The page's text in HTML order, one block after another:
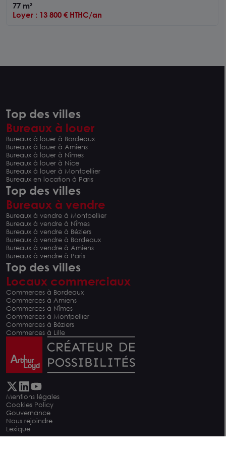
ENVIRON AVEC PLACES DE PARKING
77 m²
Loyer : 13 800 € HTHC/an
Top des villes
Bureaux à louer
Bureaux à louer à Bordeaux
Bureaux à louer à Amiens
Bureaux à louer à Nîmes
Bureaux à louer à Nice
Bureaux à louer à Montpellier
Bureaux en location à Paris
Top des villes
Bureaux à vendre
Bureaux à vendre à Montpellier
Bureaux à vendre à Nîmes
Bureaux à vendre à Béziers
Bureaux à vendre à Bordeaux
Bureaux à vendre à Amiens
Bureaux à vendre à Paris
Top des villes
Locaux commerciaux
Commerces à Bordeaux
Commerces à Amiens
Commerces à Nîmes
Commerces à Montpellier
Commerces à Béziers
Commerces à Lille
Mentions légales
Cookies Policy
Gouvernance
Nous rejoindre
Lexique